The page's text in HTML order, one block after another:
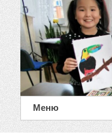
Меню